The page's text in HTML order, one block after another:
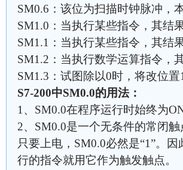
SM0.6：该位为扫描时钟脉冲，
SM1.0：当执行某些指令，其结
SM1.1：当执行某些指令，其结
SM1.2：当执行数学运算指令，
SM1.3：试图除以0时，将改位置
S7-200中SM0.0的用法：
1、SM0.0在程序运行时始终为ON
2、SM0.0是一个无条件的常闭
只要上电，SM0.0必然是“1”。
行的指令就用它作为触发触点。